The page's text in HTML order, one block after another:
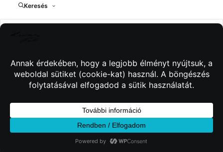
Keresés
© 2026 Kincses Fotó. Minden jog fenntartva